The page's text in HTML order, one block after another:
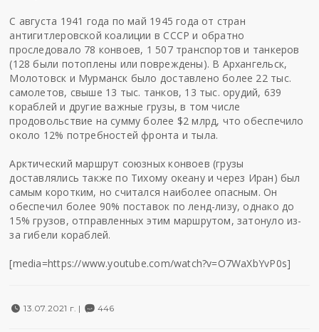
С августа 1941 года по май 1945 года от стран
антигитлеровской коалиции в СССР и обратно
проследовало 78 конвоев, 1 507 транспортов и танкеров
(128 были потоплены или повреждены). В Архангельск,
Молотовск и Мурманск было доставлено более 22 тыс.
самолетов, свыше 13 тыс. танков, 13 тыс. орудий, 639
кораблей и другие важные грузы, в том числе
продовольствие на сумму более $2 млрд, что обеспечило
около 12% потребностей фронта и тыла.
Арктический маршрут союзных конвоев (грузы
доставлялись также по Тихому океану и через Иран) был
самым коротким, но считался наиболее опасным. Он
обеспечил более 90% поставок по ленд-лизу, однако до
15% грузов, отправленных этим маршрутом, затонуло из-
за гибели кораблей.
[media=https://www.youtube.com/watch?v=O7WaXbYvP0s]
13.07.2021 г. | 446